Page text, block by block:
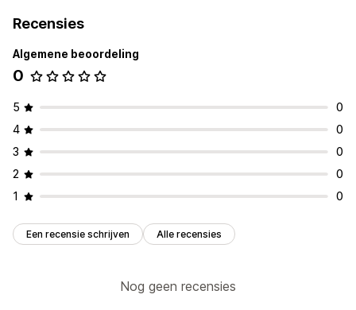
Recensies
Algemene beoordeling
0
5
0
4
0
3
0
2
0
1
0
Een recensie schrijven Alle recensies
Nog geen recensies